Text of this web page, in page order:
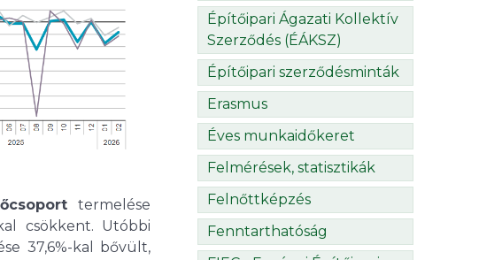
termelése
csökkent. Utóbbi
37,6%-kal bővült,
Építőipari Ágazati Kollektív
Szerződés (ÉÁKSZ)
Építőipari szerződésminták
Erasmus
Éves munkaidőkeret
Felmérések, statisztikák
Felnőttképzés
Fenntarthatóság